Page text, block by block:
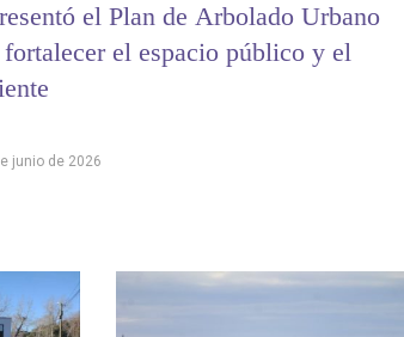
el Plan de Arbolado Urbano
fortalecer el espacio público y el
junio de 2026